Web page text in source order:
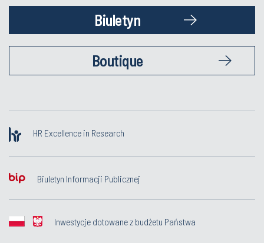
Biuletyn
Boutique
HR Excellence in Research
Biuletyn Informacji Publicznej
Inwestycje dotowane z budżetu Państwa